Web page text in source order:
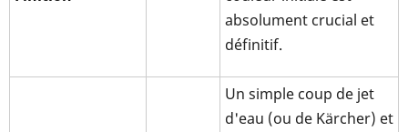
absolument crucial et
définitif.
Un simple coup de jet
d'eau (ou de Kärcher) et